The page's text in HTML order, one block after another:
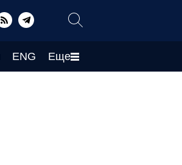
ENG Еще